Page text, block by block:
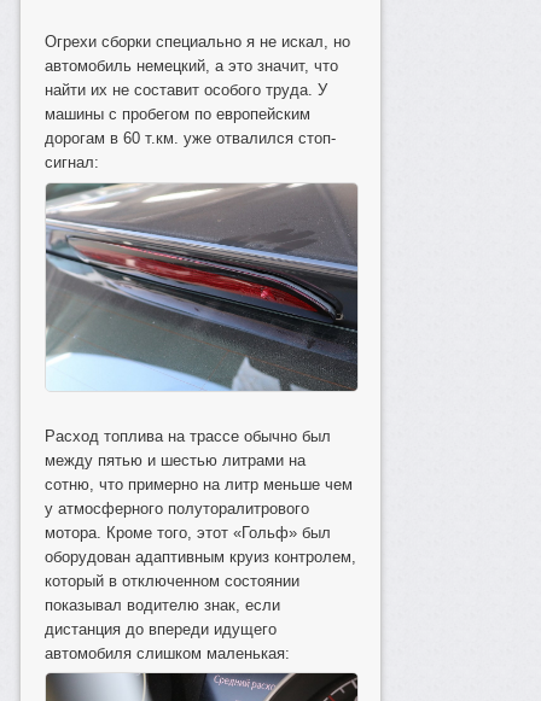
Огрехи сборки специально я не искал, но
автомобиль немецкий, а это значит, что
найти их не составит особого труда. У
машины с пробегом по европейским
дорогам в 60 т.км. уже отвалился стоп-
сигнал:
Расход топлива на трассе обычно был
между пятью и шестью литрами на
сотню, что примерно на литр меньше чем
у атмосферного полуторалитрового
мотора. Кроме того, этот «Гольф» был
оборудован адаптивным круиз контролем,
который в отключенном состоянии
показывал водителю знак, если
дистанция до впереди идущего
автомобиля слишком маленькая: